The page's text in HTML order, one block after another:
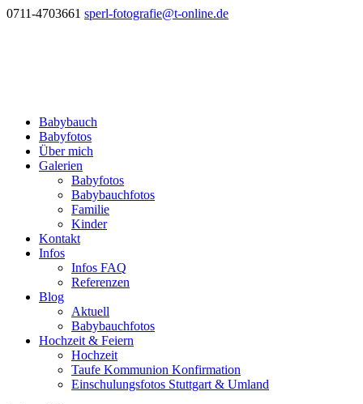
0711-4703661 sperl-fotografie@t-online.de
Babybauch
Babyfotos
Über mich
Galerien
Babyfotos
Babybauchfotos
Familie
Kinder
Kontakt
Infos
Infos FAQ
Referenzen
Blog
Aktuell
Babybauchfotos
Hochzeit & Feiern
Hochzeit
Taufe Kommunion Konfirmation
Einschulungsfotos Stuttgart & Umland